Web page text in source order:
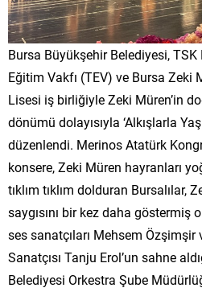
Bursa Büyükşehir Belediyesi,
Eğitim Vakfı (TEV) ve Bursa Zeki
Lisesi iş birliğiyle Zeki Müren’in
dönümü dolayısıyla ‘Alkışlarla
düzenlendi. Merinos Atatürk
konsere, Zeki Müren hayranları
tıklım tıklım dolduran Bursalılar,
saygısını bir kez daha göstermiş
ses sanatçıları Mehsem
Sanatçısı Tanju Erol’un sahne
Belediyesi Orkestra Şube